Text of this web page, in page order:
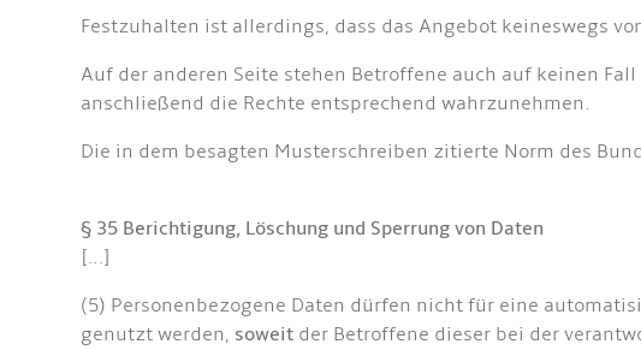
Festzuhalten ist allerdings, dass das Angebot keineswegs
Auf der anderen Seite stehen Betroffene auch auf keinen
anschließend die Rechte entsprechend wahrzunehmen.
Die in dem besagten Musterschreiben zitierte Norm des
§ 35 Berichtigung, Löschung und Sperrung von Daten
[…]
(5) Personenbezogene Daten dürfen nicht für eine
genutzt werden, soweit der Betroffene dieser bei der